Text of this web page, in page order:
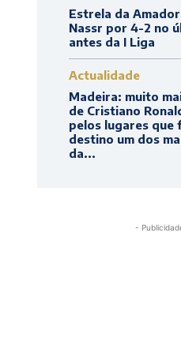
Estrela da
Nassr por 4-2 no
antes da I Liga
Actualidade
Madeira: muito
de Cristiano
pelos lugares que
destino um dos
da...
-